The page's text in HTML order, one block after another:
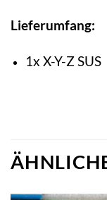
Lieferumfang:
1x X-Y-Z SUS